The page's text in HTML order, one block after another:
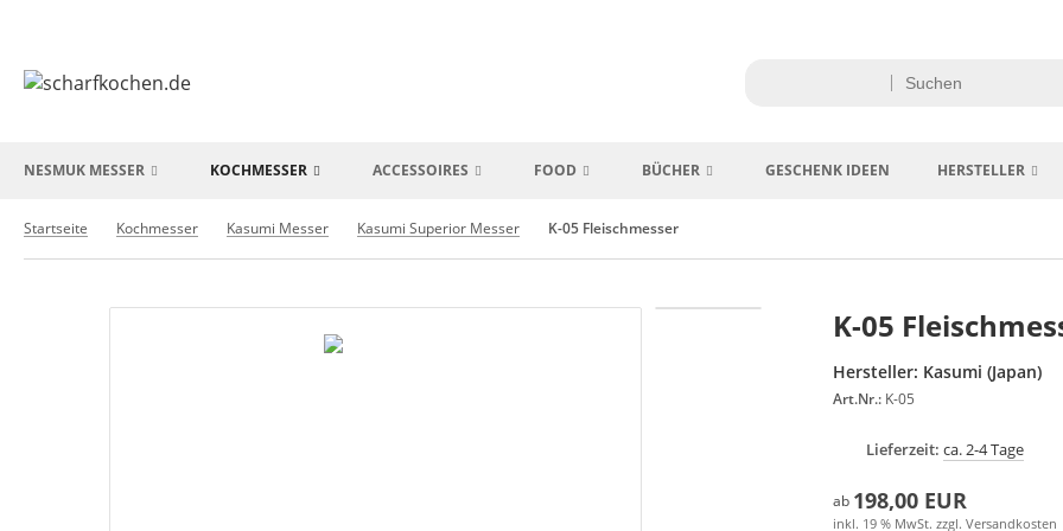
NESMUK MESSER KOCHMESSER ACCESSOIRES FOOD BÜCHER GESCHENK IDEEN HERSTELLER
Startseite Kochmesser Kasumi Messer Kasumi Superior Messer K-05 Fleischmesser
K-05
Hersteller: Kasumi (Japan)
Art.Nr.: K-05
Lieferzeit: ca. 2-4 Tage
ab 198,00 EUR
inkl. 19 % MwSt. zzgl. Versandkosten